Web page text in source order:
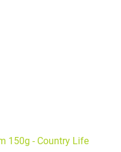
150g - Country Life